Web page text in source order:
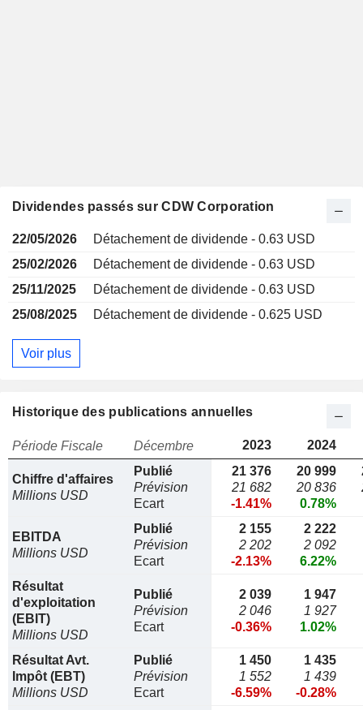
Dividendes passés sur CDW Corporation
22/05/2026
Détachement de dividende - 0.63 USD
25/02/2026
Détachement de dividende - 0.63 USD
25/11/2025
Détachement de dividende - 0.63 USD
25/08/2025
Détachement de dividende - 0.625 USD
Voir plus
Historique des publications annuelles
Période Fiscale Décembre 2023 2024
Chiffre d'affaires
Millions USD
Publié
Prévision
Ecart
21 376
21 682
-1.41%
20 999
20 836
0.78%
EBITDA
Millions USD
Publié
Prévision
Ecart
2 155
2 202
-2.13%
2 222
2 092
6.22%
Résultat
d'exploitation
(EBIT)
Millions USD
Publié
Prévision
Ecart
2 039
2 046
-0.36%
1 947
1 927
1.02%
Résultat Avt.
Impôt (EBT)
Millions USD
Publié
Prévision
Ecart
1 450
1 552
-6.59%
1 435
1 439
-0.28%